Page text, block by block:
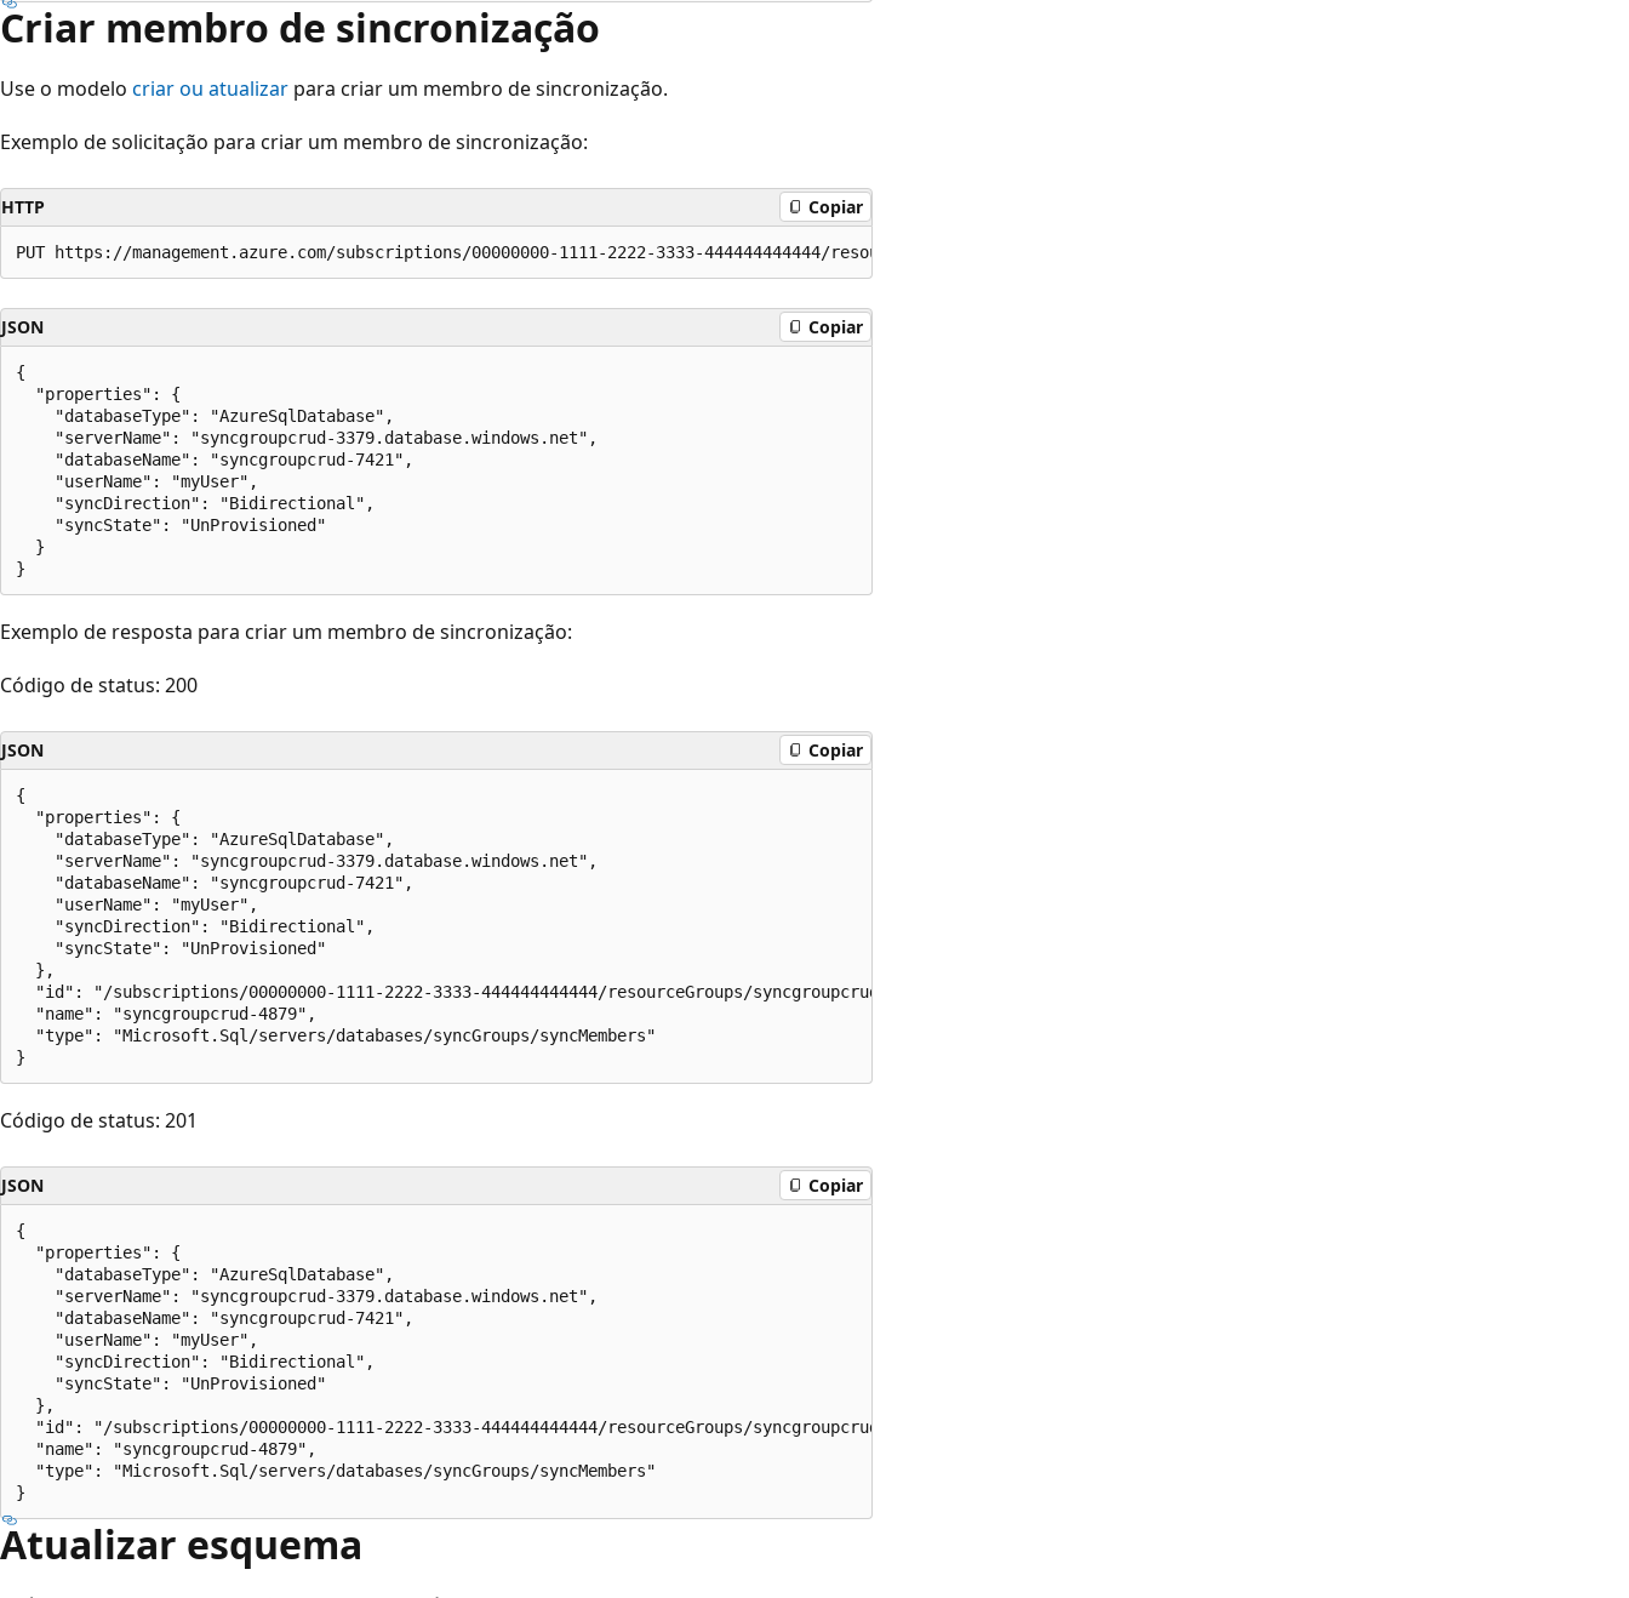
Criar membro de sincronização
Use o modelo criar ou atualizar para criar um membro de sincronização.
Exemplo de solicitação para criar um membro de sincronização:
HTTP Copiar
JSON Copiar
{
  "properties": {
    "databaseType": "AzureSqlDatabase",
    "serverName": "syncgroupcrud-3379.database.windows.net",
    "databaseName": "syncgroupcrud-7421",
    "userName": "myUser",
    "syncDirection": "Bidirectional",
    "syncState": "UnProvisioned"
  }
Exemplo de resposta para criar um membro de sincronização:
Código de status: 200
JSON Copiar
{
  "properties": {
    "databaseType": "AzureSqlDatabase",
    "serverName": "syncgroupcrud-3379.database.windows.net",
    "databaseName": "syncgroupcrud-7421",
    "userName": "myUser",
    "syncDirection": "Bidirectional",
    "syncState": "UnProvisioned"
  },
"id": "/subscriptions/00000000-1111-2222-3333-444444444444/resourceGroups/syncgroupcrud-65440/providers/Microsoft.Sql/servers/syncgroupcrud-8475/databases/
  "name": "syncgroupcrud-4879",
  "type": "Microsoft.Sql/servers/databases/syncGroups/syncMembers"
Código de status: 201
JSON Copiar
{
  "properties": {
    "databaseType": "AzureSqlDatabase",
    "serverName": "syncgroupcrud-3379.database.windows.net",
    "databaseName": "syncgroupcrud-7421",
    "userName": "myUser",
    "syncDirection": "Bidirectional",
    "syncState": "UnProvisioned"
  },
"id": "/subscriptions/00000000-1111-2222-3333-444444444444/resourceGroups/syncgroupcrud-65440/providers/Microsoft.Sql/servers/syncgroupcrud-8475/databases/
  "name": "syncgroupcrud-4879",
  "type": "Microsoft.Sql/servers/databases/syncGroups/syncMembers"
Atualizar esquema